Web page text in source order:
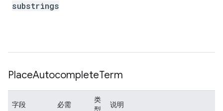
substrings
PlaceAutocompleteTerm
字段 必需
类
说明